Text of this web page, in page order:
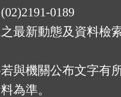
0189
最新動態及資料檢
與機關公布文字有
為準。